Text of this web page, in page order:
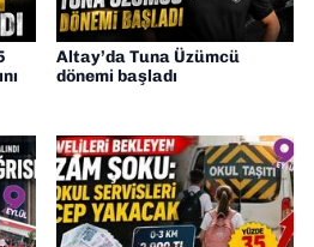
Altay’da Tuna Üzümcü
dönemi başladı